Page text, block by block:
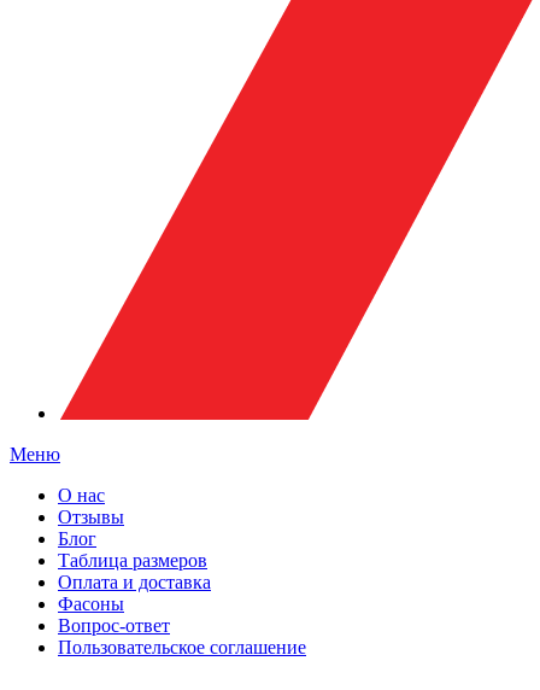
Меню
О нас
Отзывы
Блог
Таблица размеров
Оплата и доставка
Фасоны
Вопрос-ответ
Пользовательское соглашение